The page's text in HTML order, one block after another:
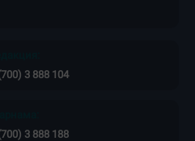
3 888 104
3 888 188